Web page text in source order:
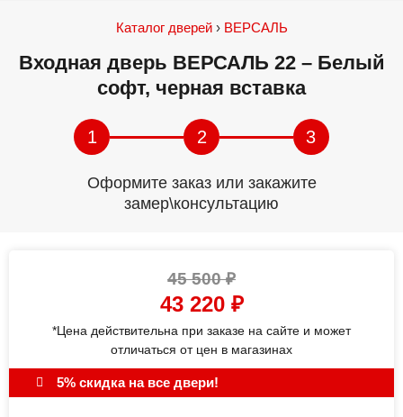
Каталог дверей› ВЕРСАЛЬ
Входная дверь ВЕРСАЛЬ 22 – Белый
софт, черная вставка
1 2 3
Оформите заказ или закажите
замер\консультацию
45 500₽
43 220 ₽
*Цена действительна при заказе на сайте и может
отличаться от цен в магазинах
5% скидка на все двери!